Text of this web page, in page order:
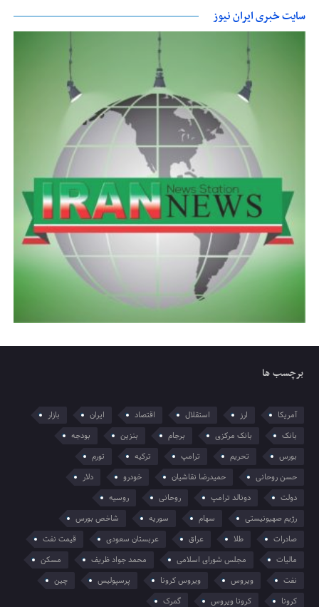
سایت خبری ایران نیوز
برچسب ها
آمریکا ارز استقلال اقتصاد ایران
بازار
بانک
بانک مرکزی برجام بنزین
بودجه
بورس
تحریم ترامپ ترکیه
تورم
حسن روحانی
حمیدرضا نقاشیان خودرو
دلار
دولت
دونالد ترامپ روحانی
روسیه
رژیم صهیونیستی
سهام سوریه
شاخص بورس
صادرات
طلا عراق عربستان سعودی
قیمت نفت
مالیات
مجلس شورای اسلامی محمد جواد ظریف
مسکن
نفت
ویروس ویروس کرونا پرسپولیس
چین
کرونا
کرونا ویروس گمرک